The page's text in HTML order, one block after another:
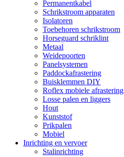
Permanentkabel
Schrikstroom apparaten
Isolatoren
Toebehoren schrikstroom
Horseguard schriklint
Metaal
Weidepoorten
Panelsystemen
Paddockafrastering
Buisklemmen DIY
Roflex mobiele afrastering
Losse palen en liggers
Hout
Kunststof
Prikpalen
Mobiel
Inrichting en vervoer
Stalinrichting